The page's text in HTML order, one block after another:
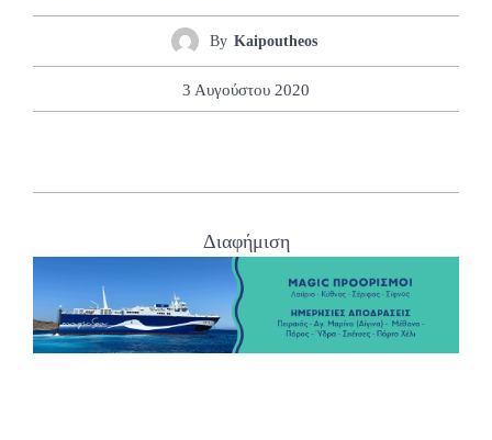
By Kaipoutheos
3 Αυγούστου 2020
Διαφήμιση